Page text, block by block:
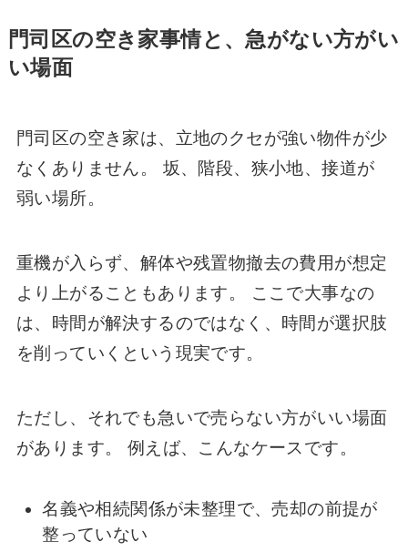
門司区の空き家事情と、急がない方がい
い場面
門司区の空き家は、立地のクセが強い物件が少
なくありません。 坂、階段、狭小地、接道が
弱い場所。
重機が入らず、解体や残置物撤去の費用が想定
より上がることもあります。 ここで大事なの
は、時間が解決するのではなく、時間が選択肢
を削っていくという現実です。
ただし、それでも急いで売らない方がいい場面
があります。 例えば、こんなケースです。
名義や相続関係が未整理で、売却の前提が
整っていない